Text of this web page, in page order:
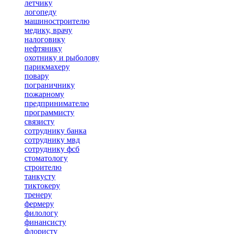
летчику
логопеду
машиностроителю
медику, врачу
налоговику
нефтянику
охотнику и рыболову
парикмахеру
повару
пограничнику
пожарному
предпринимателю
программисту
связисту
сотруднику банка
сотруднику мвд
сотруднику фсб
стоматологу
строителю
танкусту
тиктокеру
тренеру
фермеру
филологу
финансисту
флористу